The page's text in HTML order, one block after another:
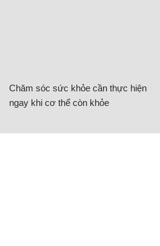
Chăm sóc sức khỏe cần thực hiện
ngay khi cơ thể còn khỏe